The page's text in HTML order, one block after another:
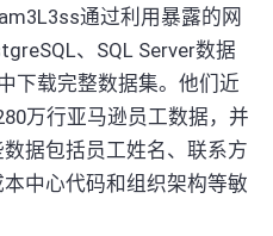
通过利用暴露的网
、SQL Server数据
下载完整数据集。他们近
万行亚马逊员工数据，并
据包括员工姓名、联系方
中心代码和组织架构等敏